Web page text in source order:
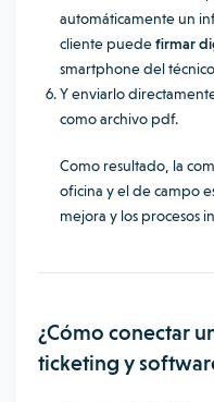
automáticamente un
cliente puedefirmar
smartphone del
Y enviarlo
como archivo pdf.
Como resultado, la
oficina y el de campo
mejora y los procesos
¿Cómo conectar
ticketing y